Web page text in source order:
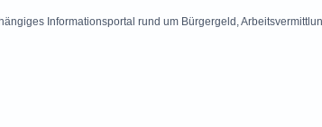
Informationsportal rund um Bürgergeld,